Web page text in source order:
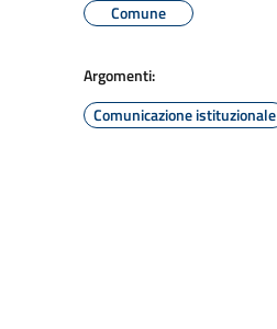
Comune
Argomenti:
Comunicazione istituzionale